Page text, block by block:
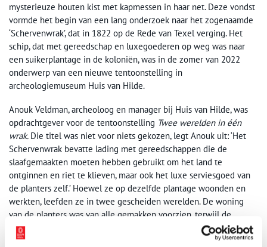
mysterieuze houten kist met kapmessen in haar net. Deze vondst
vormde het begin van een lang onderzoek naar het zogenaamde
‘Schervenwrak’, dat in 1822 op de Rede van Texel verging. Het
schip, dat met gereedschap en luxegoederen op weg was naar
een suikerplantage in de koloniën, was in de zomer van 2022
onderwerp van een nieuwe tentoonstelling in
archeologiemuseum Huis van Hilde.
Anouk Veldman, archeoloog en manager bij Huis van Hilde, was
opdrachtgever voor de tentoonstelling Twee werelden in één
wrak. Die titel was niet voor niets gekozen, legt Anouk uit: ‘Het
Schervenwrak bevatte lading met gereedschappen die de
slaafgemaakten moeten hebben gebruikt om het land te
ontginnen en riet te klieven, maar ook het luxe serviesgoed van
de planters zelf.’ Hoewel ze op dezelfde plantage woonden en
werkten, leefden ze in twee gescheiden werelden. De woning
van de planters was van alle gemakken voorzien, terwijl de
slaafgemaakten hun dagen doorbrachten in voor ons
onvoorstelbare omstandigheden.